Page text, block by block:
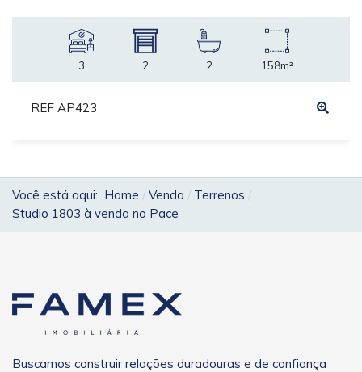
3 2 2 158m²
REF AP423
Você está aqui: Home Venda
Terrenos
Studio 1803 à venda no Pace
Buscamos construir relações duradouras e de confiança